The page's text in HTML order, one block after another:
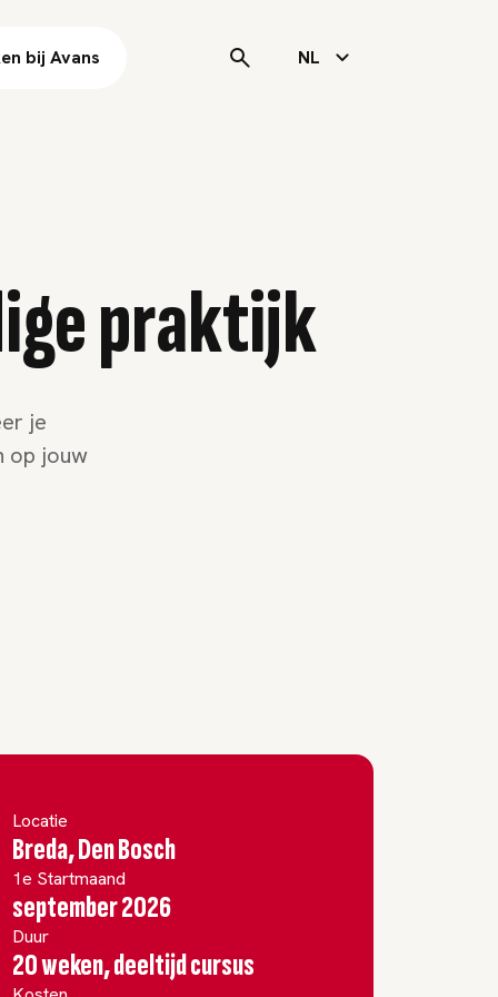
bij Avans NL
praktijk
je
op jouw
Locatie
Breda, Den Bosch
1e Startmaand
september 2026
Duur
20 weken, deeltijd cursus